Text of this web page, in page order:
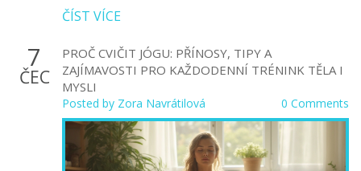
ČÍST VÍCE
7
ČEC
PROČ CVIČIT JÓGU: PŘÍNOSY, TIPY A
ZAJÍMAVOSTI PRO KAŽDODENNÍ TRÉNINK TĚLA I
MYSLI
Posted by Zora Navrátilová 0 Comments